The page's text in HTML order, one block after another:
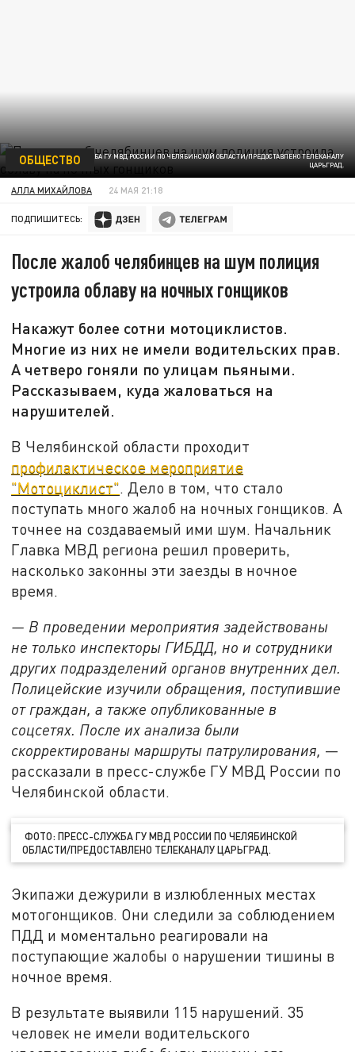
ФОТО: ПРЕСС-СЛУЖБА ГУ МВД РОССИИ ПО ЧЕЛЯБИНСКОЙ ОБЛАСТИ/ПРЕДОСТАВЛЕНО ТЕЛЕКАНАЛУ
ЦАРЬГРАД.
ОБЩЕСТВО
АЛЛА МИХАЙЛОВА 24 МАЯ 21:18
ПОДПИШИТЕСЬ:
После жалоб челябинцев на шум полиция
устроила облаву на ночных гонщиков
Накажут более сотни мотоциклистов.
Многие из них не имели водительских прав.
А четверо гоняли по улицам пьяными.
Рассказываем, куда жаловаться на
нарушителей.
В Челябинской области проходит
профилактическое мероприятие
"Мотоциклист". Дело в том, что стало
поступать много жалоб на ночных гонщиков. А
точнее на создаваемый ими шум. Начальник
Главка МВД региона решил проверить,
насколько законны эти заезды в ночное
время.
— В проведении мероприятия задействованы
не только инспекторы ГИБДД, но и сотрудники
других подразделений органов внутренних дел.
Полицейские изучили обращения, поступившие
от граждан, а также опубликованные в
соцсетях. После их анализа были
скорректированы маршруты патрулирования, —
рассказали в пресс-службе ГУ МВД России по
Челябинской области.
ФОТО: ПРЕСС-СЛУЖБА ГУ МВД РОССИИ ПО ЧЕЛЯБИНСКОЙ
ОБЛАСТИ/ПРЕДОСТАВЛЕНО ТЕЛЕКАНАЛУ ЦАРЬГРАД.
Экипажи дежурили в излюбленных местах
мотогонщиков. Они следили за соблюдением
ПДД и моментально реагировали на
поступающие жалобы о нарушении тишины в
ночное время.
В результате выявили 115 нарушений. 35
человек не имели водительского